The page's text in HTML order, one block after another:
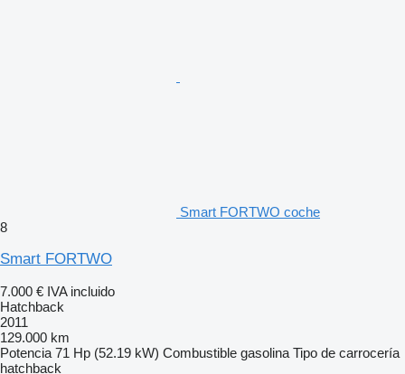
Smart FORTWO coche
8
Smart FORTWO
7.000 € IVA incluido
Hatchback
2011
129.000 km
Potencia 71 Hp (52.19 kW) Combustible gasolina Tipo de carrocería
hatchback